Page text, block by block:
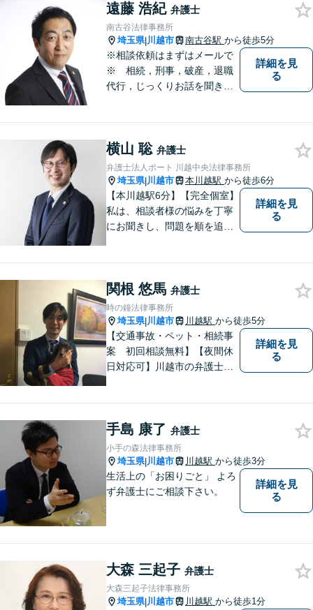
遠藤 浩紀 弁護士
南古谷法律事務所
埼玉県|川越市 南古谷駅 から徒歩5分
※相談依頼はまずはメールで
※ 相続，刑事，破産，退職
代行，じっくりお話を聞き、
で、様々な問題に直面してき
ました。相談だけでもお気軽
にお問合せください。
詳細を見
る
横山 聡 弁護士
弁護士法人ポート 川越中央法律事務所
埼玉県|川越市 本川越駅 から徒歩6分
【本川越駅6分】【完全個室】
私は、相談者様の悩みを丁寧
にお聞きし、問題を順を追っ
ん。問題を解決するための適
切なサポートを提供します。
お気軽にご相談ください。
詳細を見
る
関根 悠馬 弁護士
時の鐘法律事務所
埼玉県|川越市 川越駅 から徒歩5分
【交通事故・ペット・相続事
案 初回相談無料】【夜間休
日対応可】川越市の弁護士で
詳細を見
る
手島 康了 弁護士
小手の森法律事務所
埼玉県|川越市 川越駅 から徒歩3分
生活上の「お困りごと」 よろ
ず弁護士にご相談下さい。
詳細を見
る
大森 三起子 弁護士
大森三起子法律事務所
埼玉県|川越市 川越駅 から徒歩1分